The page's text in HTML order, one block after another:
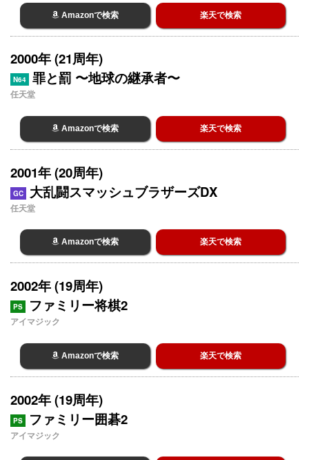
Amazonで検索 楽天で検索
2000年 (21周年)
N64 罪と罰 〜地球の継承者〜
任天堂
Amazonで検索 楽天で検索
2001年 (20周年)
GC 大乱闘スマッシュブラザーズDX
任天堂
Amazonで検索 楽天で検索
2002年 (19周年)
PS ファミリー将棋2
アイマジック
Amazonで検索 楽天で検索
2002年 (19周年)
PS ファミリー囲碁2
アイマジック